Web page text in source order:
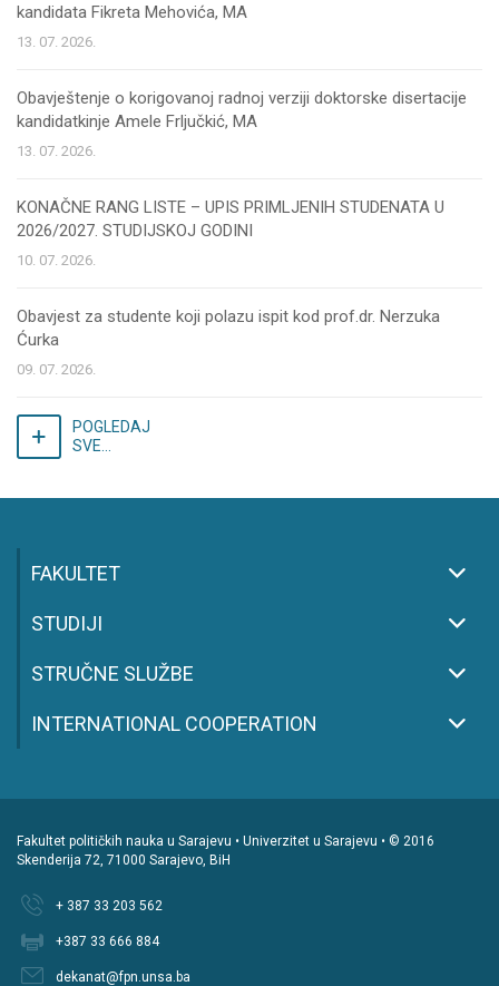
kandidata Fikreta Mehovića, MA
13. 07. 2026.
Obavještenje o korigovanoj radnoj verziji doktorske disertacije
kandidatkinje Amele Frljučkić, MA
13. 07. 2026.
KONAČNE RANG LISTE – UPIS PRIMLJENIH STUDENATA U
2026/2027. STUDIJSKOJ GODINI
10. 07. 2026.
Obavjest za studente koji polazu ispit kod prof.dr. Nerzuka
Ćurka
09. 07. 2026.
POGLEDAJ
SVE...
FAKULTET
STUDIJI
STRUČNE SLUŽBE
INTERNATIONAL COOPERATION
Fakultet političkih nauka u Sarajevu • Univerzitet u Sarajevu • © 2016
Skenderija 72, 71000 Sarajevo, BiH
+ 387 33 203 562
+387 33 666 884
dekanat@fpn.unsa.ba